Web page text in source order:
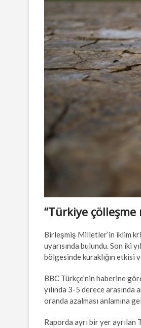
“Türkiye çölleşme
Birleşmiş Milletler’in iklim
uyarısında bulundu. Son iki
bölgesinde kuraklığın etkisi
BBC Türkçe’nin haberine
yılında 3-5 derece arasında
oranda azalması anlamına
Raporda ayrı bir yer ayrılan